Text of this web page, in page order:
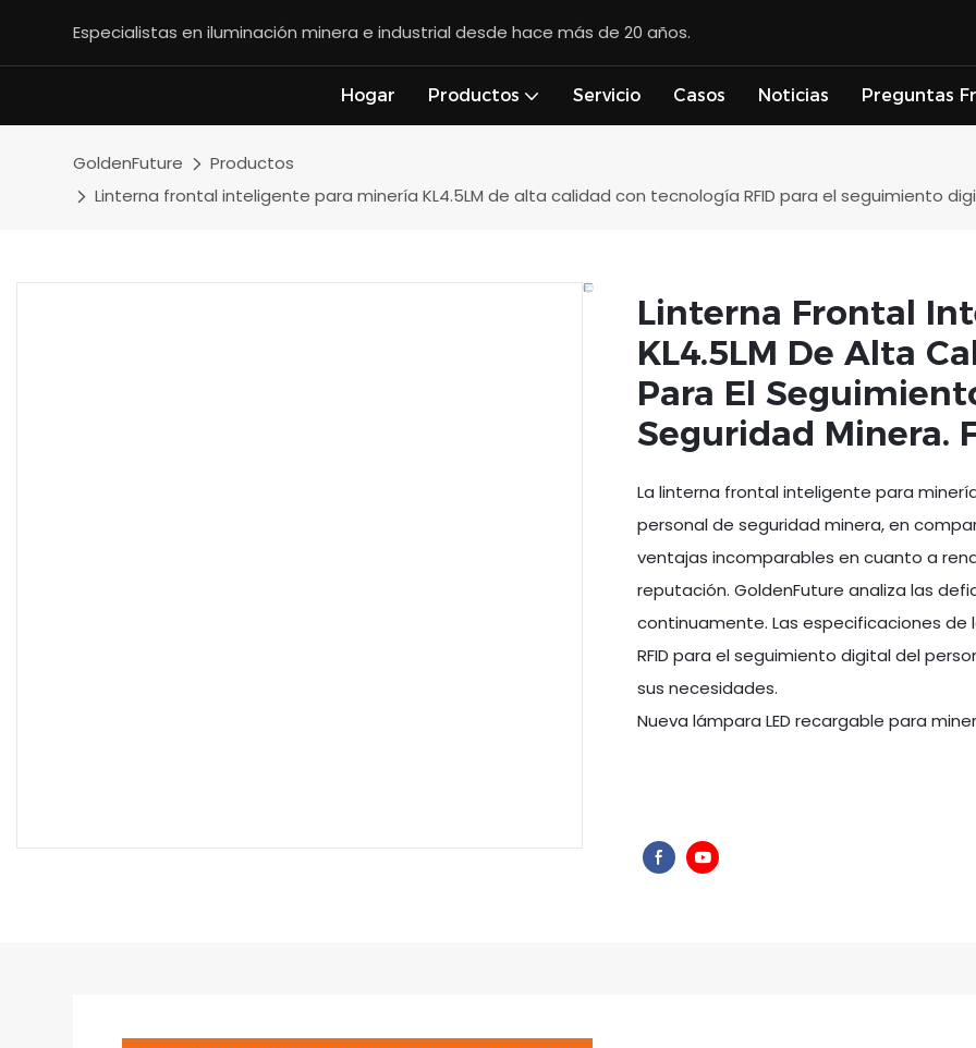
Especialistas en iluminación minera e industrial desde hace más de 20 años.
Hogar Productos Servicio Casos Noticias Preguntas
GoldenFuture
Productos
Linterna frontal inteligente para minería KL4.5LM de alta calidad con tecnología RFID para el seguimiento
Linterna Frontal
KL4.5LM De Alta
Para El
Seguridad Minera.
La linterna frontal inteligente para
personal de seguridad minera, en
ventajas incomparables en cuanto a
reputación. GoldenFuture analiza las
continuamente. Las especificaciones de
RFID para el seguimiento digital del
sus necesidades.
Nueva lámpara LED recargable para